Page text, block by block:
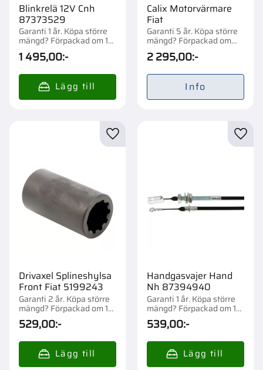
Blinkrelä 12V Cnh
87373529
Garanti 1 år. Köpa större
mängd? Förpackad om 1
st.
1 495,00:-
Calix Motorvärmare
Fiat
Garanti 5 år. Köpa större
mängd? Förpackad om
1/10 st.
2 295,00:-
Info
Drivaxel Splineshylsa
Front Fiat 5199243
Garanti 2 år. Köpa större
mängd? Förpackad om 1
st.
529,00:-
Lägg till i favoriter
Handgasvajer Hand
Nh 87394940
Garanti 1 år. Köpa större
mängd? Förpackad om 1
st.
539,00:-